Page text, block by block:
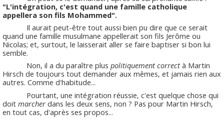
"L'intégration, c'est quand une famille catholique
appellera son fils Mohammed".
Il aurait peut-être tout aussi bien pu dire que ce serait
quand une famille musulmane appellerait son fils Jerôme ou
Nicolas; et, surtout, le laisserait aller se faire baptiser si bon lui
semble.
Non, il a du paraître plus politiquement correctà Martin
Hirsch de toujours tout demander aux mêmes, et jamais rien aux
autres. Comme d'habitude...
Pourtant, une intégration réussie, c'est quelque chose qui
doit marcher dans les deux sens, non ? Pas pour Martin Hirsch,
en tout cas, d'après ses propos...